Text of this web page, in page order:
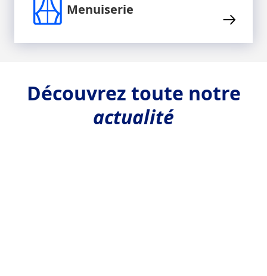
Menuiserie
Découvrez toute notre
actualité